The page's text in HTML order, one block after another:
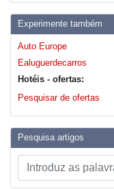
Experimente também
Auto Europe
Ealuguerdecarros
Hotéis - ofertas:
Pesquisar de ofertas
Pesquisa artigos